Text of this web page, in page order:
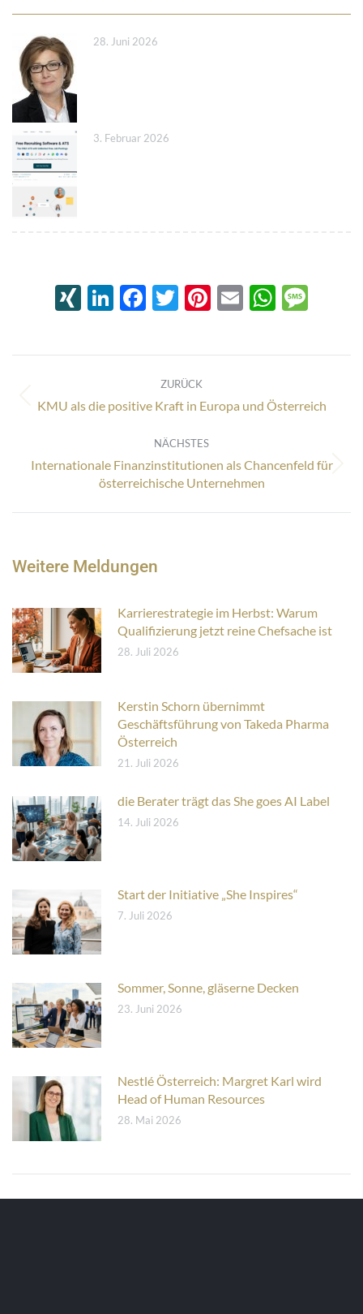
28. Juni 2026
3. Februar 2026
XINGLinkedIn
Facebook
Twitter
Pinterest
Email
ZURÜCK
Vorheriger
KMU als die positive Kraft in Europa und Österreich
NÄCHSTES
Nächster
Beitrag:
Internationale Finanzinstitutionen als Chancenfeld für
österreichische Unternehmen
Weitere Meldungen
Karrierestrategie im Herbst: Warum
Qualifizierung jetzt reine Chefsache ist
28. Juli 2026
Kerstin Schorn übernimmt
Geschäftsführung von Takeda Pharma
Österreich
21. Juli 2026
die Berater trägt das She goes AI Label
14. Juli 2026
Start der Initiative „She Inspires“
7. Juli 2026
Sommer, Sonne, gläserne Decken
23. Juni 2026
Nestlé Österreich: Margret Karl wird
Head of Human Resources
28. Mai 2026